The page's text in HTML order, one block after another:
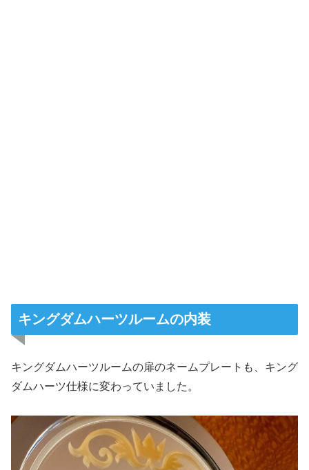
キングダムハーツルームの内装
キングダムハーツルームの扉のネームプレートも、キング
ダムハーツ仕様に変わっていました。